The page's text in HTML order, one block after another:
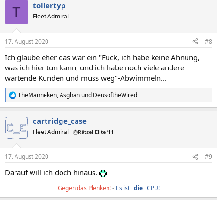
T tollertyp
Fleet Admiral
17. August 2020 #8
Ich glaube eher das war ein "Fuck, ich habe keine Ahnung,
was ich hier tun kann, und ich habe noch viele andere
wartende Kunden und muss weg"-Abwimmeln...
R
e
t
i
e
:
TheManneken,Asghan und DeusoftheWired
cartridge_case
Fleet Admiral 🎂Rätsel-Elite ’11
17. August 2020 #9
Darauf will ich doch hinaus.
Gegen das Plenken!- Es ist _ die_ CPU!